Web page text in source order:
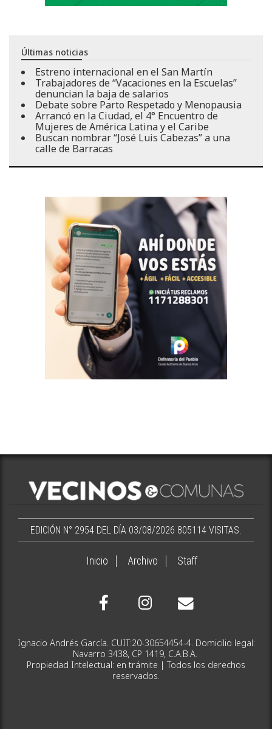
Últimas noticias
Estreno internacional en el San Martín
Trabajadores de “Vacaciones en la Escuelas”
denuncian la baja de salarios
Debate sobre Parto Respetado y Menopausia
Arrancó en la Ciudad, el 4° Encuentro de
Mujeres de América Latina y el Caribe
Buscan nombrar “José Luis Cabezas” a una
calle de Barracas
EDICIÓN N° 2954 DEL DÍA 03/08/2026 805114 VISITAS.
Inicio Archivo Staff
Ignacio Andrés García. CUIT:20-30654454-4. Domicilio legal:
Navarro 3438, CP 1419, C.A.B.A.
Propiedad Intelectual: en trámite | Todos los derechos
reservados.